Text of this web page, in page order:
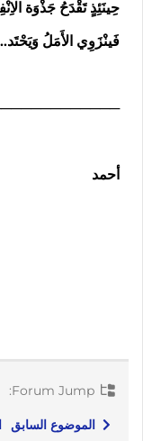
حِينَئِذٍ تَقْدَحُ جَذْوَة
فَينْزَوِي الأَمَلُ
أحمد
الموضوع السابق